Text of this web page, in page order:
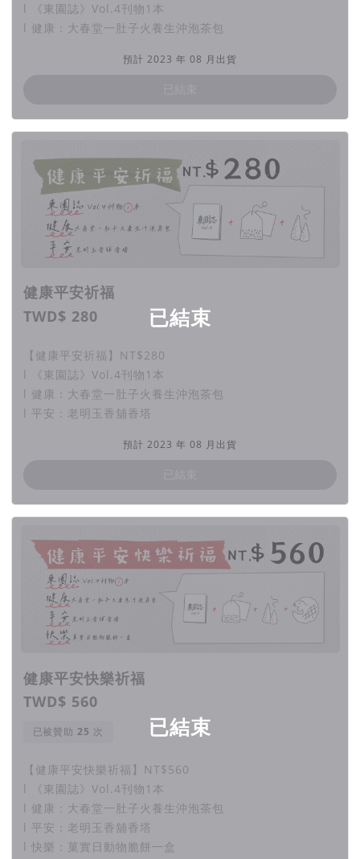
「加蚋神來也」與「加蚋仔年例大拜拜」，從在地宮廟故事與繞
-加蚋仔廟宇地圖： 跟著地圖走訪加蚋仔各有特色的廟
宇，感受宗教藝術之美
-在地宮廟深入訪談 —— 廣照宮、楊聖廟、聚福宮
-拜拜知識大集合！
到廟裡要怎麼參拜？供品要準備那
篇章二：加蚋仔年例大拜拜
- 忠順廟、保儀大夫與加蚋仔：
- 加蚋仔年例遶境全記錄：第一手記錄年例繞境的熱鬧與
歡騰，讓你身歷其境
- 繞境隊伍大揭密：繞境隊伍是怎麼組成的？我們要怎麼
與繞境的故事
- 供桌觀察日記： 供桌百百款，分享我們在遶境中觀察到
的特色供桌！
＊此篇章安排僅供參考，實際篇章名稱與內容請依正式出刊內容
為準＊
加蚋仔大拜拜：加蚋仔與木柵忠順廟保儀大夫的
交陪羈絆
每年農曆三月十二，伴隨著擊鼓奏樂的聲響，街道巷尾熱鬧歡
騰，恭迎保儀大夫（尪公）來到加蚋仔出巡，護佑此地平安，這
是地方的年度大事 ——「加蚋仔年例遶境」，俗稱「加蚋仔大
拜拜」。
l 《東園誌》Vol.4刊物1本
l 健康：大春堂一肚子火養生沖泡茶包
預計 2023 年 08 月出貨
已結束
健康平安祈福
TWD$ 280
【健康平安祈福】NT$280
l 《東園誌》Vol.4刊物1本
l 健康：大春堂一肚子火養生沖泡茶包
l 平安：老明玉香舖香塔
預計 2023 年 08 月出貨
已結束
健康平安快樂祈福
TWD$ 560
已被贊助 次
【健康平安快樂祈福】NT$560
l 《東園誌》Vol.4刊物1本
l 健康：大春堂一肚子火養生沖泡茶包
l 平安：老明玉香舖香塔
l 快樂：菓實日動物脆餅一盒